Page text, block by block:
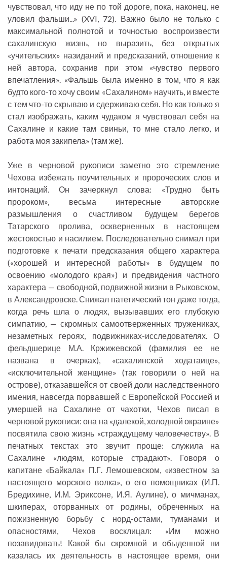
чувствовал, что иду не по той дороге, пока, наконец, не
уловил фальши...» (XVI, 72). Важно было не только с
максимальной полнотой и точностью воспроизвести
сахалинскую жизнь, но выразить, без открытых
«учительских» назиданий и предсказаний, отношение к
ней автора, сохранив при этом «чувство первого
впечатления». «Фальшь была именно в том, что я как
будто кого-то хочу своим «Сахалином» научить, и вместе
с тем что-то скрываю и сдерживаю себя. Но как только я
стал изображать, каким чудаком я чувствовал себя на
Сахалине и какие там свиньи, то мне стало легко, и
работа моя закипела» (там же).
Уже в черновой рукописи заметно это стремление
Чехова избежать поучительных и пророческих слов и
интонаций. Он зачеркнул слова: «Трудно быть
пророком», весьма интересные авторские
размышления о счастливом будущем берегов
Татарского пролива, оскверненных в настоящем
жестокостью и насилием. Последовательно снимал при
подготовке к печати предсказания общего характера
(«хорошей и интересной работы» в будущем по
освоению «молодого края») и предвидения частного
характера — свободной, подвижной жизни в Рыковском,
в Александровске. Снижал патетический тон даже тогда,
когда речь шла о людях, вызывавших его глубокую
симпатию, — скромных самоотверженных тружениках,
незаметных героях, подвижниках-исследователях. О
фельдшерице М.А. Кржижевской (фамилия ее не
названа в очерках), «сахалинской ходатаице»,
«исключительной женщине» (так говорили о ней на
острове), отказавшейся от своей доли наследственного
имения, навсегда порвавшей с Европейской Россией и
умершей на Сахалине от чахотки, Чехов писал в
черновой рукописи: она на «далекой, холодной окраине»
посвятила свою жизнь «страждущему человечеству». В
печатных текстах это звучит проще: служила на
Сахалине «людям, которые страдают». Говоря о
капитане «Байкала» П.Г. Лемошевском, «известном за
настоящего морского волка», о его помощниках (И.П.
Бредихине, И.М. Эриксоне, И.Я. Аулине), о мичманах,
шкиперах, оторванных от родины, обреченных на
пожизненную борьбу с норд-остами, туманами и
опасностями, Чехов восклицал: «Им можно
позавидовать! Какой бы скромной и обыденной ни
казалась их деятельность в настоящее время, они